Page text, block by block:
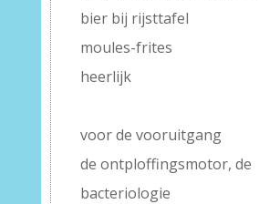
bier bij rijsttafel
moules-frites
heerlijk
voor de vooruitgang
de ontploffingsmotor, de
bacteriologie